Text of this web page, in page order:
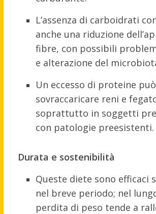
L’assenza di carboidrati
anche una riduzione
fibre, con possibili
e alterazione del
Un eccesso di proteine può
sovraccaricare reni e
soprattutto in soggetti
con patologie preesistenti.
Durata e sostenibilità
Queste diete sono
nel breve periodo; nel
perdita di peso tende a